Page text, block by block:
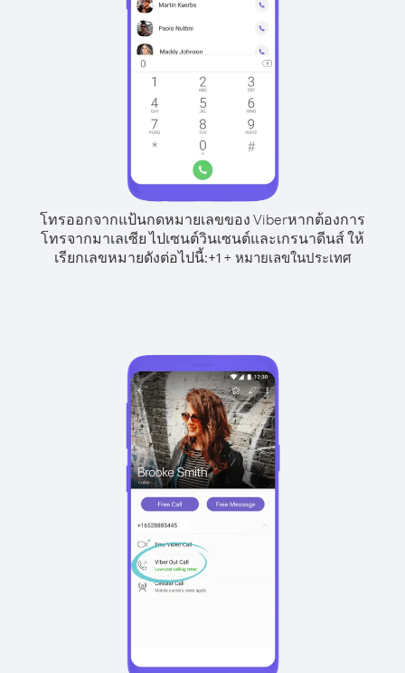
โทรออกจากแป้นกดหมายเลขของ Viberหากต้องการ
โทรจากมาเลเซีย ไปเซนต์วินเซนต์และเกรนาดีนส์ ให้
เรียกเลขหมายดังต่อไปนี้:+1+ หมายเลขในประเทศ